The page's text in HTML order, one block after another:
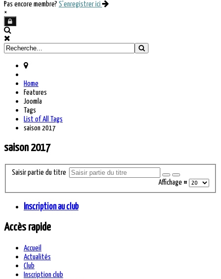
Pas encore membre? S'enregistrer ici
×
Home
Features
Joomla
Tags
List of All Tags
saison 2017
saison 2017
Saisir partie du titre
Affichage #
Inscription au club
Accès rapide
Accueil
Actualités
Club
Inscription club